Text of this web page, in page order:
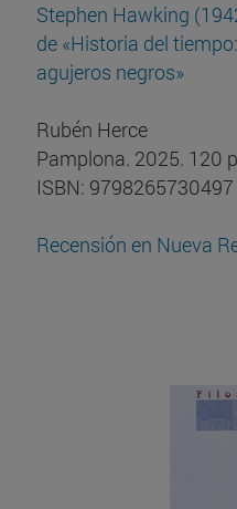
Stephen Hawking
de «Historia del
agujeros negros»
Rubén Herce
Pamplona. 2025. 120
ISBN: 9798265730497
Recensión en Nueva